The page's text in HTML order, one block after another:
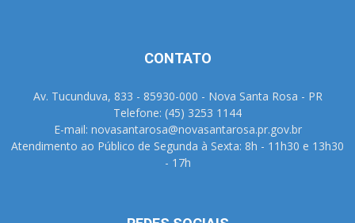
CONTATO
Av. Tucunduva, 833 - 85930-000 - Nova Santa Rosa - PR
Telefone: (45) 3253 1144
E-mail: novasantarosa@novasantarosa.pr.gov.br
Atendimento ao Público de Segunda à Sexta: 8h - 11h30 e 13h30
- 17h